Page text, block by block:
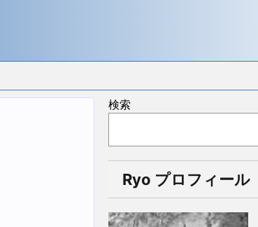
検索
Ryo プロフィール